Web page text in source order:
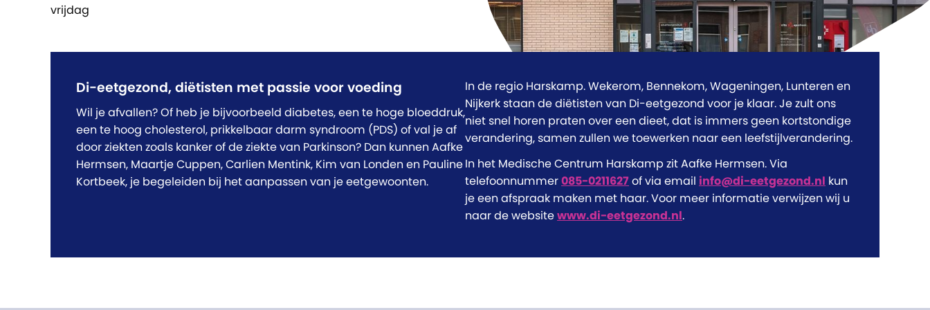
vrijdag
Di-eetgezond, diëtisten met passie voor voeding
Wil je afvallen? Of heb je bijvoorbeeld diabetes, een te hoge bloeddruk,
een te hoog cholesterol, prikkelbaar darm syndroom (PDS) of val je af
door ziekten zoals kanker of de ziekte van Parkinson? Dan kunnen Aafke
Hermsen, Maartje Cuppen, Carlien Mentink, Kim van Londen en Pauline
Kortbeek, je begeleiden bij het aanpassen van je eetgewoonten.
In de regio Harskamp. Wekerom, Bennekom, Wageningen, Lunteren en
Nijkerk staan de diëtisten van Di-eetgezond voor je klaar. Je zult ons
niet snel horen praten over een dieet, dat is immers geen kortstondige
verandering, samen zullen we toewerken naar een leefstijlverandering.
In het Medische Centrum Harskamp zit Aafke Hermsen. Via
telefoonnummer085-0211627of via email info@di-eetgezond.nl kun
je een afspraak maken met haar. Voor meer informatie verwijzen wij u
naar de websitewww.di-eetgezond.nl.